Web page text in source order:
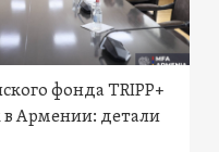
фонда TRIPP+
в Армении: детали